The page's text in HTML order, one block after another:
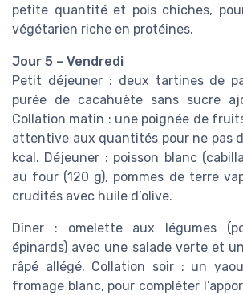
petite quantité et pois chiches,
végétarien riche en protéines.
Jour 5 – Vendredi
Petit déjeuner : deux tartines de
purée de cacahuète sans sucre
Collation matin : une poignée de
attentive aux quantités pour ne pas
kcal. Déjeuner : poisson blanc
au four (120 g), pommes de terre
crudités avec huile d’olive.
Dîner : omelette aux légumes
épinards) avec une salade verte et
râpé allégé. Collation soir : un
fromage blanc, pour compléter